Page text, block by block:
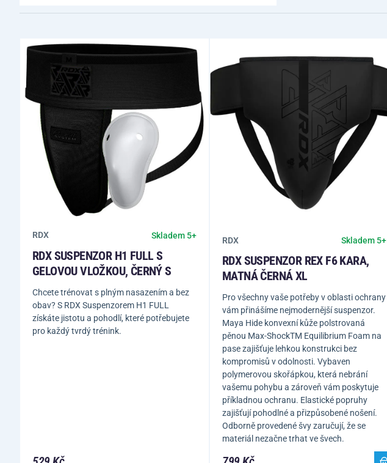
RDX Skladem 5+
RDX SUSPENZOR H1 FULL S
GELOVOU VLOŽKOU, ČERNÝ S
Chcete trénovat s plným nasazením a bez
obav? S RDX Suspenzorem H1 FULL
získáte jistotu a pohodlí, které potřebujete
pro každý tvrdý trénink.
RDX Skladem 5+
RDX SUSPENZOR REX F6 KARA,
MATNÁ ČERNÁ XL
Pro všechny vaše potřeby v oblasti ochrany
vám přinášíme nejmodernější suspenzor.
Maya Hide konvexní kůže polstrovaná
pěnou Max-ShockTM Equilibrium Foam na
pase zajišťuje lehkou konstrukci bez
kompromisů v odolnosti. Vybaven
polymerovou skořápkou, která nebrání
vašemu pohybu a zároveň vám poskytuje
příkladnou ochranu. Elastické popruhy
zajišťují pohodlné a přizpůsobené nošení.
Odborně provedené švy zaručují, že se
materiál nezačne trhat ve švech.